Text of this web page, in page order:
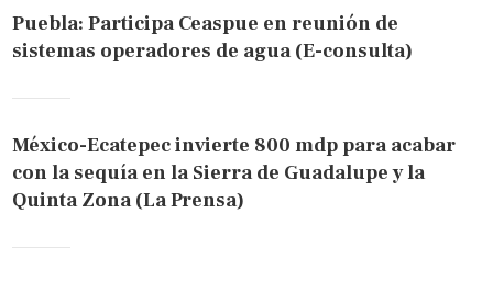
Puebla: Participa Ceaspue en reunión de
sistemas operadores de agua (E-consulta)
México-Ecatepec invierte 800 mdp para acabar
con la sequía en la Sierra de Guadalupe y la
Quinta Zona (La Prensa)